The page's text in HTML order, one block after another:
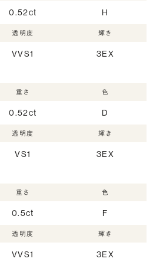
0.52ct H
透明度
VVS1
輝き
3EX
重さ
0.52ct
色
D
透明度
VS1
輝き
3EX
重さ
0.5ct
色
F
透明度
VVS1
輝き
3EX